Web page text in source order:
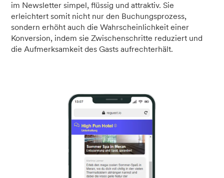
im Newsletter simpel, flüssig und attraktiv. Sie
erleichtert somit nicht nur den Buchungsprozess,
sondern erhöht auch die Wahrscheinlichkeit einer
Konversion, indem sie Zwischenschritte reduziert und
die Aufmerksamkeit des Gasts aufrechterhält.